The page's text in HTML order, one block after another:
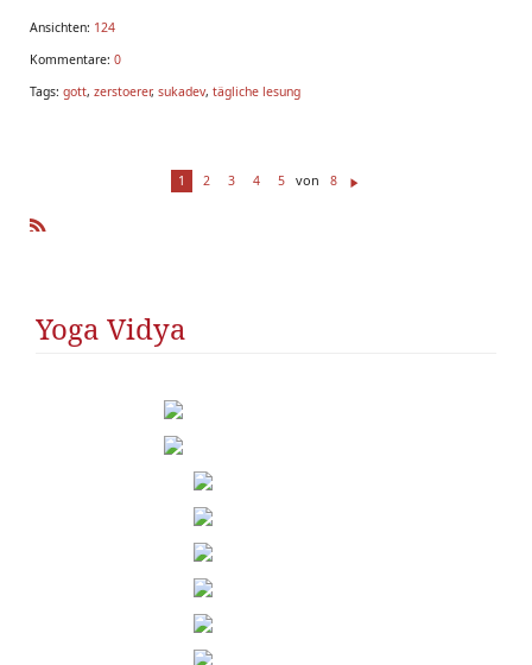
Ansichten: 124
Kommentare: 0
Tags: gott, zerstoerer, sukadev, tägliche lesung
1 2 3 4 5 von 8
Yoga Vidya